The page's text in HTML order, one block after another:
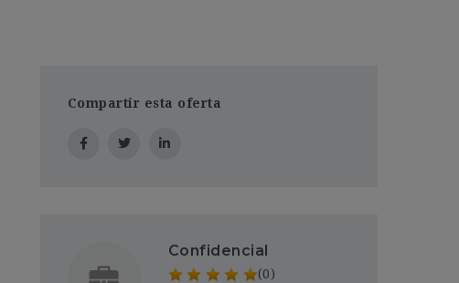
Compartir esta oferta
Confidencial
(0)